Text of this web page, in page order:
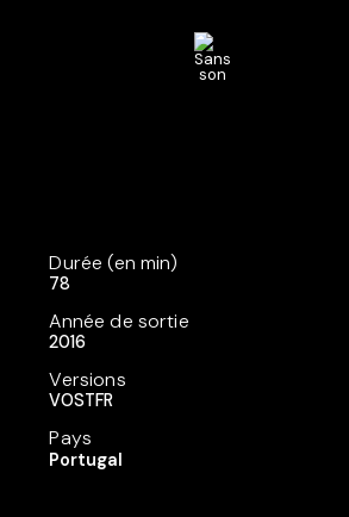
Durée (en min)
78
Année de sortie
2016
Versions
VOSTFR
Pays
Portugal